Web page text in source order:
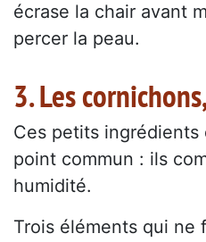
écrase la chair avant
percer la peau.
3. Les
Ces petits
point commun : ils
humidité.
Trois éléments qui ne